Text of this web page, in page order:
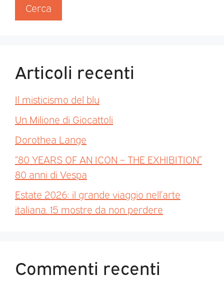
Cerca
Articoli recenti
Il misticismo del blu
Un Milione di Giocattoli
Dorothea Lange
“80 YEARS OF AN ICON – THE EXHIBITION”
80 anni di Vespa
Estate 2026: il grande viaggio nell’arte
italiana. 15 mostre da non perdere
Commenti recenti